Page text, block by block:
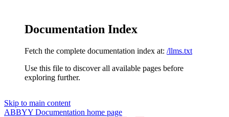
Documentation Index
Fetch the complete documentation index at: /llms.txt
Use this file to discover all available pages before
exploring further.
Skip to main content
ABBYY Documentation home page